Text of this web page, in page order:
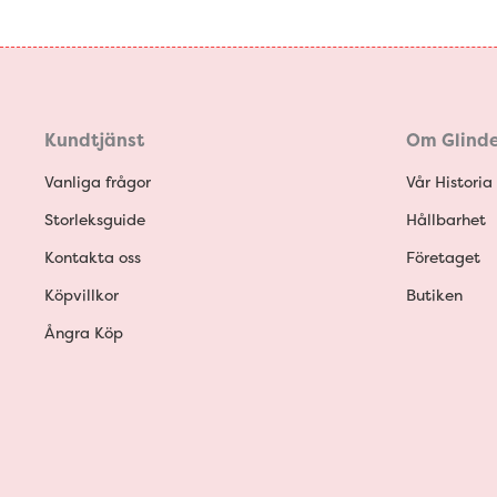
Kundtjänst
Vanliga frågor
Storleksguide
Kontakta oss
Köpvillkor
Ångra Köp
Om
Vår Historia
Hållbarhet
Företaget
Butiken